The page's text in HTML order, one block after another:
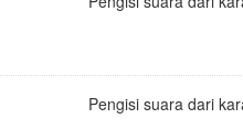
Pengisi suara dari